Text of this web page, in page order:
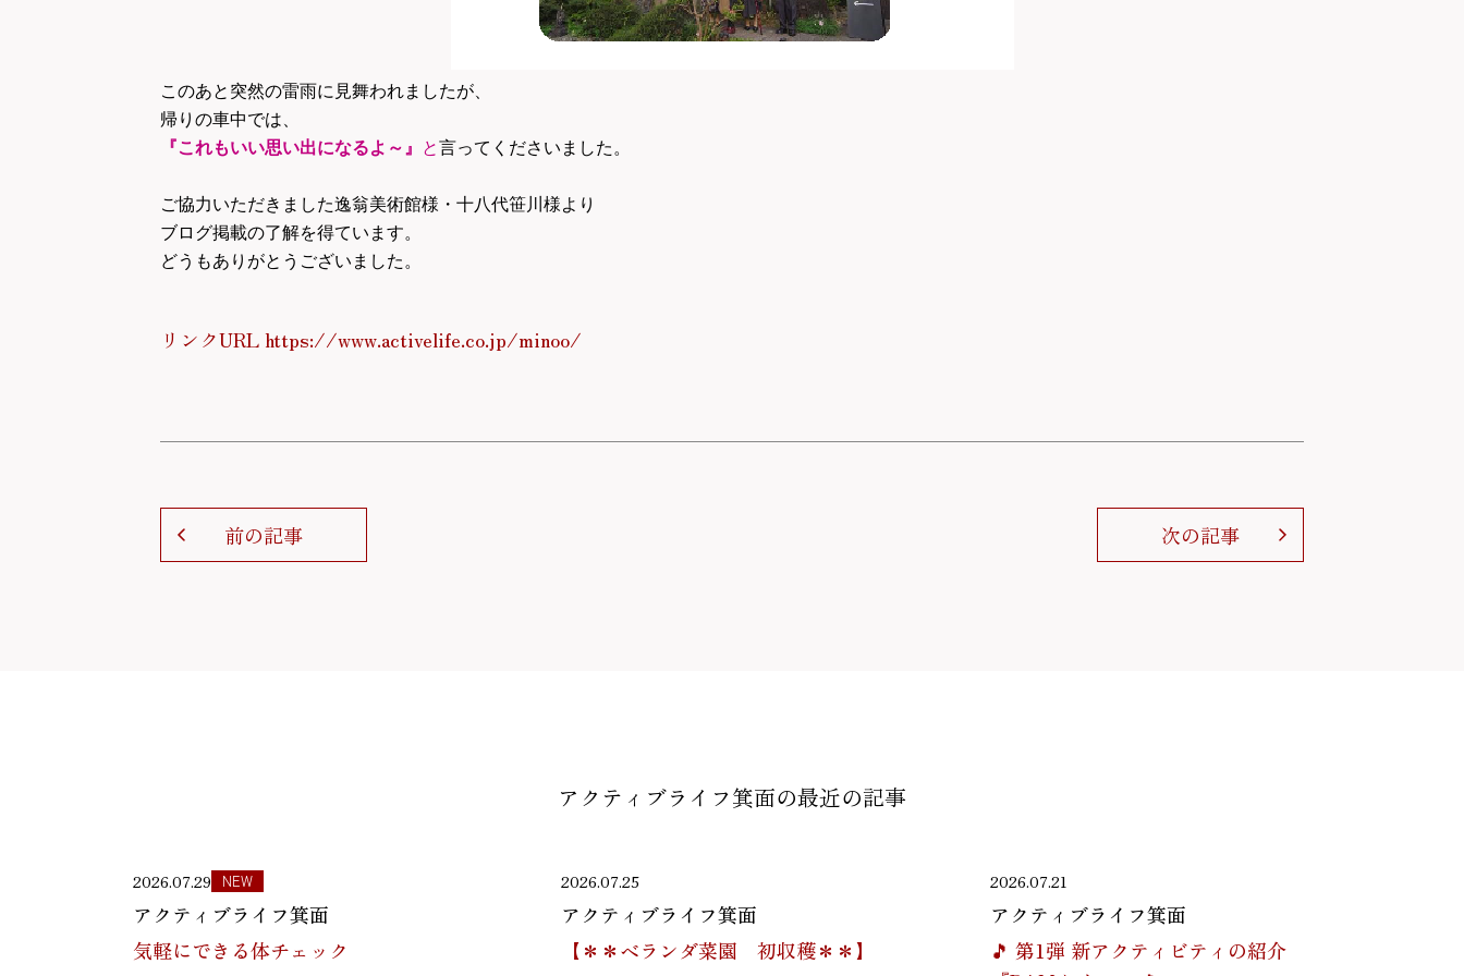
このあと突然の雷雨に見舞われましたが、
帰りの車中では、
『これもいい思い出になるよ～』
と言ってくださいました。
ご協力いただきました逸翁美術館様・十八代笹川様より
ブログ掲載の了解を得ています。
どうもありがとうございました。
リンクURL https://www.activelife.co.jp/minoo/
前の記事 次の記事
アクティブライフ箕面の最近の記事
2026.07.29 NEW
アクティブライフ箕面
気軽にできる体チェック
2026.07.25
アクティブライフ箕面
【＊＊ベランダ菜園 初収穫＊＊】
2026.07.21
アクティブライフ箕面
🎵 第1弾 新アクティビティの紹介